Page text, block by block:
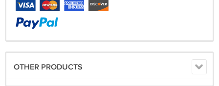
OTHER PRODUCTS